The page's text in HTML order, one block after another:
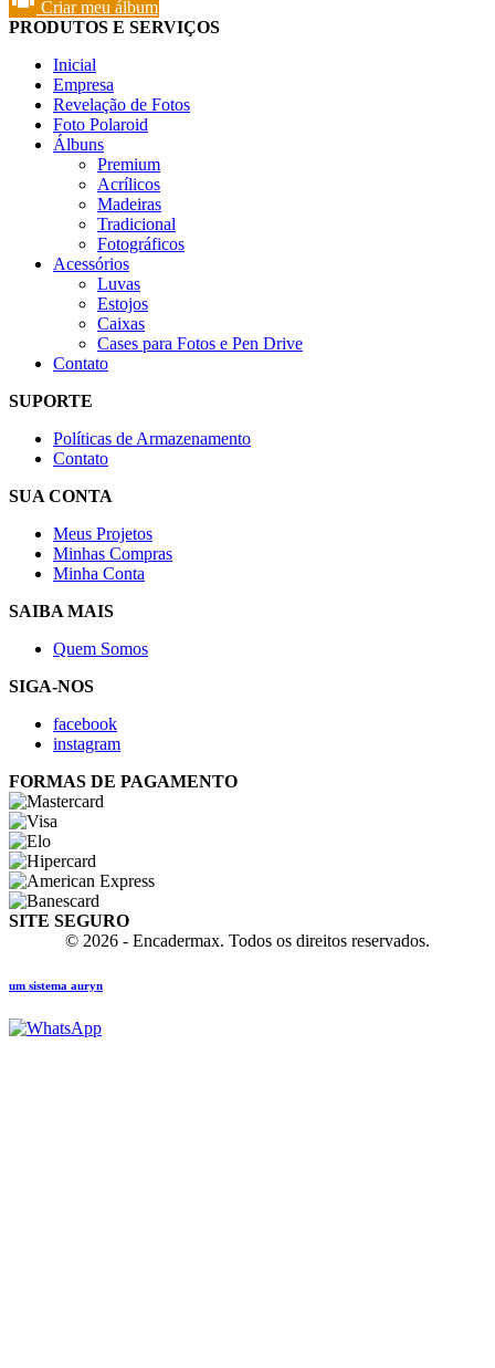
Criar meu álbum
PRODUTOS E SERVIÇOS
Inicial
Empresa
Revelação de Fotos
Foto Polaroid
Álbuns
Premium
Acrílicos
Madeiras
Tradicional
Fotográficos
Acessórios
Luvas
Estojos
Caixas
Cases para Fotos e Pen Drive
Contato
SUPORTE
Políticas de Armazenamento
Contato
SUA CONTA
Meus Projetos
Minhas Compras
Minha Conta
SAIBA MAIS
Quem Somos
SIGA-NOS
facebook
instagram
FORMAS DE PAGAMENTO
SITE SEGURO
© 2026 - Encadermax. Todos os direitos reservados.
um sistema auryn